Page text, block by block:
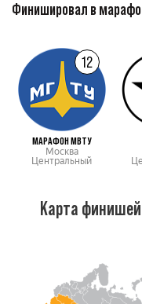
Финишировал в
12
МАРАФОН МВТУ
Москва
Центральный
Карта